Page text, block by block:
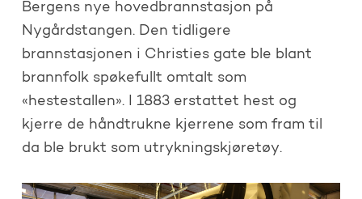
Bergens nye hovedbrannstasjon på
Nygårdstangen. Den tidligere
brannstasjonen i Christies gate ble blant
brannfolk spøkefullt omtalt som
«hestestallen». I 1883 erstattet hest og
kjerre de håndtrukne kjerrene som fram til
da ble brukt som utrykningskjøretøy.